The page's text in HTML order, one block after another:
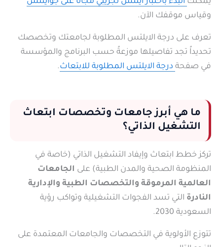
وقياس موقفك الآن.
تعرف على درجة الايلتس المطلوبة لجامعتك وتخصصك
تحديداً تجد تفاصيلها موزعةً حسب البرنامج والمؤسسة
في صفحة درجة الايلتس المطلوبة للابتعاث.
ما هي أبرز جامعات وتخصصات ابتعاث
التشغيل الذاتي؟
تركز خطط ابتعاث وإيفاد التشغيل الذاتي (خاصة في
المنظومة الصحية والمدن الطبية) على الجامعات
العالمية المرموقة والتخصصات الطبية والإدارية
النادرة التي تسد الفجوات التشغيلية وتواكب رؤية
السعودية 2030.
تتوزع الأولوية في التخصصات والجامعات المعتمدة على